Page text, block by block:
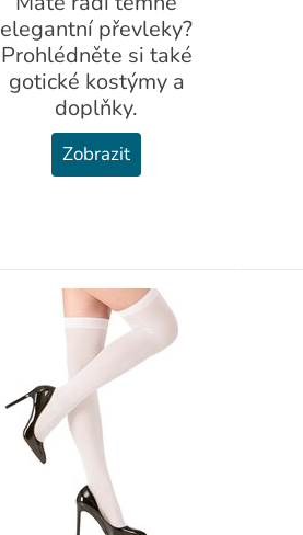
elegantní převleky?
Prohlédněte si také
gotické kostýmy a
doplňky.
Zobrazit